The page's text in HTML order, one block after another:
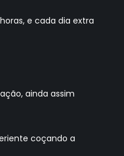
e cada dia extra
ainda assim
coçando a